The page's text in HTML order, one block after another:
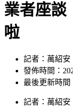
業者座
啦
記者：萬紹安
發佈時間：
最後更新時間
記者 ： 萬紹安